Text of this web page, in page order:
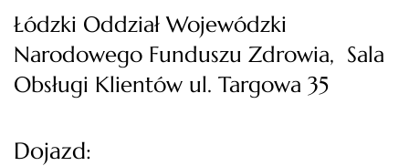
Łódzki Oddział Wojewódzki
Narodowego Funduszu Zdrowia, Sala
Obsługi Klientów ul. Targowa 35
Dojazd: